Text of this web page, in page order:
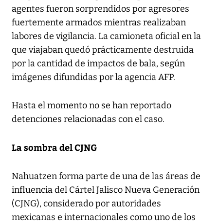
agentes fueron sorprendidos por agresores
fuertemente armados mientras realizaban
labores de vigilancia. La camioneta oficial en la
que viajaban quedó prácticamente destruida
por la cantidad de impactos de bala, según
imágenes difundidas por la agencia AFP.
Hasta el momento no se han reportado
detenciones relacionadas con el caso.
La sombra del CJNG
Nahuatzen forma parte de una de las áreas de
influencia del Cártel Jalisco Nueva Generación
(CJNG), considerado por autoridades
mexicanas e internacionales como uno de los